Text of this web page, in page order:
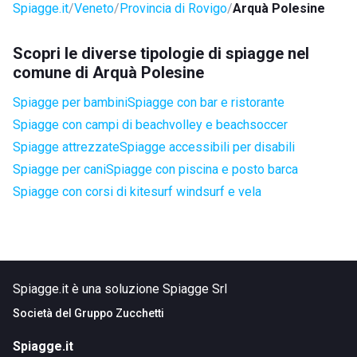
Spiagge.it Veneto Provincia di Rovigo Arquà Polesine
Scopri le diverse tipologie di spiagge nel
comune di Arquà Polesine
Spiagge per bambiniSpiagge con bar e ristorante
Spiagge con campi di beachvolley e beachsoccer
Spiagge attrezzateSpiagge accessibili per disabili
Spiagge per caniSpiagge con piscina e posto barca
Spiagge con corsi di kitesurf windsurf e vela
Spiagge.it è una soluzione Spiagge Srl
Società del Gruppo Zucchetti
Spiagge.it